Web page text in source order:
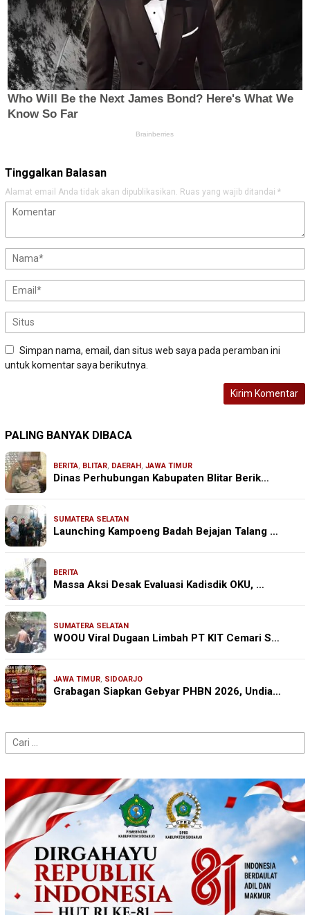
Tinggalkan Balasan
Alamat email Anda tidak akan dipublikasikan. Ruas yang wajib ditandai *
Simpan nama, email, dan situs web saya pada peramban ini
untuk komentar saya berikutnya.
PALING BANYAK DIBACA
BERITA, BLITAR, DAERAH , JAWA TIMUR
Dinas Perhubungan Kabupaten Blitar Berik…
SUMATERA SELATAN
Launching Kampoeng Badah Bejajan Talang …
BERITA
Massa Aksi Desak Evaluasi Kadisdik OKU, …
SUMATERA SELATAN
WOOU Viral Dugaan Limbah PT KIT Cemari S…
JAWA TIMUR, SIDOARJO
Grabagan Siapkan Gebyar PHBN 2026, Undia…
Cari
untuk: